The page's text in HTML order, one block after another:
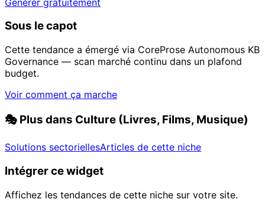
Sous le capot
Cette tendance a émergé via CoreProse Autonomous KB
Governance — scan marché continu dans un plafond
budget.
Voir comment ça marche
🎭 Plus dans Culture (Livres, Films, Musique)
Solutions sectoriellesArticles de cette niche
Intégrer ce widget
Affichez les tendances de cette niche sur votre site.